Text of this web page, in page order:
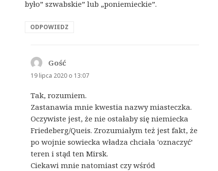
było” szwabskie” lub „poniemieckie”.
ODPOWIEDZ
Gośćpisze:
19 lipca 2020 o 13:07
Tak, rozumiem.
Zastanawia mnie kwestia nazwy miasteczka.
Oczywiste jest, że nie ostałaby się niemiecka
Friedeberg/Queis. Zrozumiałym też jest fakt, że
po wojnie sowiecka władza chciała 'oznaczyć’
teren i stąd ten Mirsk.
Ciekawi mnie natomiast czy wśród